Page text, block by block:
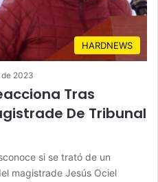
HARDNEWS
2023
Tras
De Tribunal
si se trató de un
magistrade Jesús Ociel